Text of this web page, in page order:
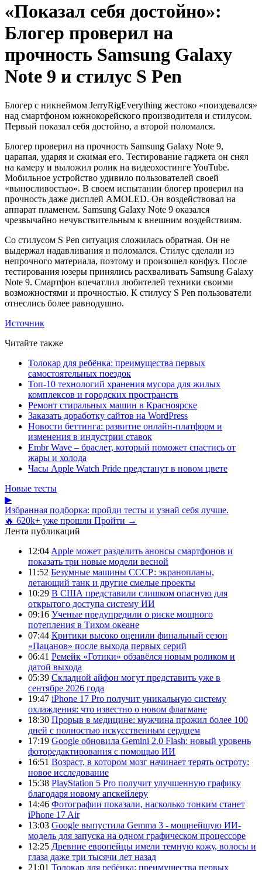
«Показал себя достойно»:
Блогер проверил на
прочность Samsung Galaxy
Note 9 и стилус S Pen
Блогер с никнеймом JerryRigEverything жестоко «поиздевался»
над смартфоном южнокорейского производителя и стилусом.
Первый показал себя достойно, а второй поломался.
Блогер проверил на прочность Samsung Galaxy Note 9,
царапая, ударяя и сжимая его. Тестирование гаджета он снял
на камеру и выложил ролик на видеохостинге YouTube.
Мобильное устройство удивило пользователей своей
«выносливостью». В своем испытании блогер проверил на
прочность даже дисплей AMOLED. Он воздействовал на
аппарат пламенем. Samsung Galaxy Note 9 оказался
чрезвычайно нечувствительным к внешним воздействиям.
Со стилусом S Pen ситуация сложилась обратная. Он не
выдержал надавливания и поломался. Стилус сделали из
непрочного материала, поэтому и произошел конфуз. После
тестирования юзеры принялись расхваливать Samsung Galaxy
Note 9. Смартфон впечатлил любителей техники своими
возможностями и прочностью. К стилусу S Pen пользователи
отнеслись более равнодушно.
Источник
Читайте также
Толокар для ребёнка: преимущества первых
самостоятельных поездок
Топ-10 технологий хранения мусора для жилых
комплексов и городских пространств
Ремонт стиральных машин в Красноярске
Заказать доработку сайтов на WordPress
Новости беттинга: развитие онлайн-платформ и
изменения в индустрии ставок
Embr Wave – браслет, который поможет спастись от
жары и холода
Часы Apple Watch Pride предстанут в новом цвете
Новые тесты
▶
Избранная подборка: пройди тесты и узнай себя лучше.
🔥 620k+ уже прошли Пройти →
Лента публикаций
12:04 Apple может разделить анонсы смартфонов и
показать три новые модели весной
11:52 Безумные машины СССР: экранопланы,
летающий танк и другие смелые проекты
10:29 В США представили слишком опасную для
открытого доступа систему ИИ
09:16 Ученые предупредили о риске мощного
потепления в Тихом океане
07:44 Критики высоко оценили финальный сезон
«Пацанов» после выхода первых серий
06:41 Ремейк «Готики» обзавёлся новым роликом и
датой выхода
05:39 Складной айфон могут представить уже в
сентябре 2026 года
19:47 iPhone 17 Pro получит уникальную систему
охлаждения: что известно о новом флагмане
18:30 Прорыв в медицине: мужчина прожил более 100
дней с полностью искусственным сердцем
17:19 Google обновила Gemini 2.0 Flash: новый уровень
фоторедактирования с помощью ИИ
16:51 Возраст, в котором мозг начинает терять остроту:
новое исследование
15:38 PlayStation 5 Pro получит улучшенную графику
благодаря новому апскейлеру
14:46 Фотографии показали, насколько тонким станет
iPhone 17 Air
13:03 Google выпустила Gemma 3 - мощнейшую ИИ-
модель для запуска на одном графическом процессоре
12:25 Древние европейцы имели темную кожу, волосы и
глаза даже три тысячи лет назад
21:01 Толокар для ребёнка: преимущества первых